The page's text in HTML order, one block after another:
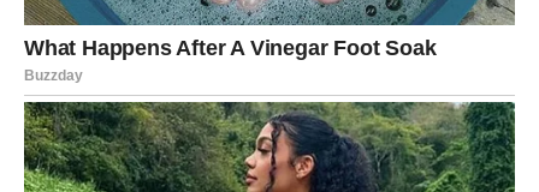
sedmice.
Vikend ti pokazuje da ne moraš sve kontrolisati.